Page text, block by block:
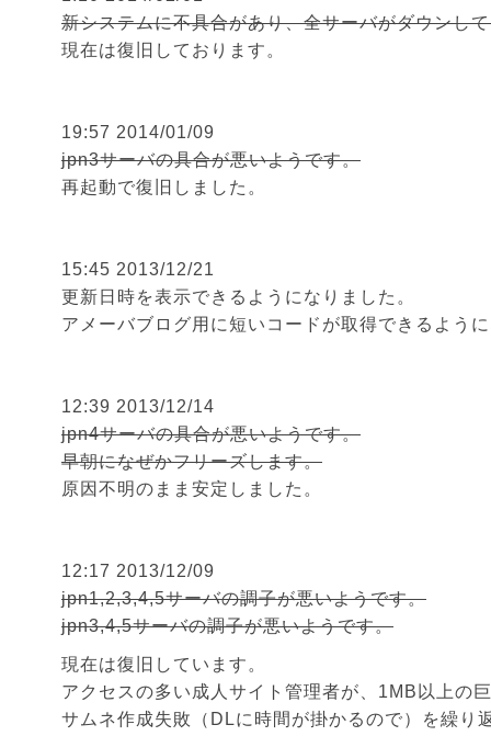
新システムに不具合があり、全サーバがダウンし
現在は復旧しております。
19:57 2014/01/09
jpn3サーバの具合が悪いようです。
再起動で復旧しました。
15:45 2013/12/21
更新日時を表示できるようになりました。
アメーバブログ用に短いコードが取得できるよう
12:39 2013/12/14
jpn4サーバの具合が悪いようです。
早朝になぜかフリーズします。
原因不明のまま安定しました。
12:17 2013/12/09
jpn1,2,3,4,5サーバの調子が悪いようです。
jpn3,4,5サーバの調子が悪いようです。
現在は復旧しています。
アクセスの多い成人サイト管理者が、1MB以上の
サムネ作成失敗（DLに時間が掛かるので）を繰り